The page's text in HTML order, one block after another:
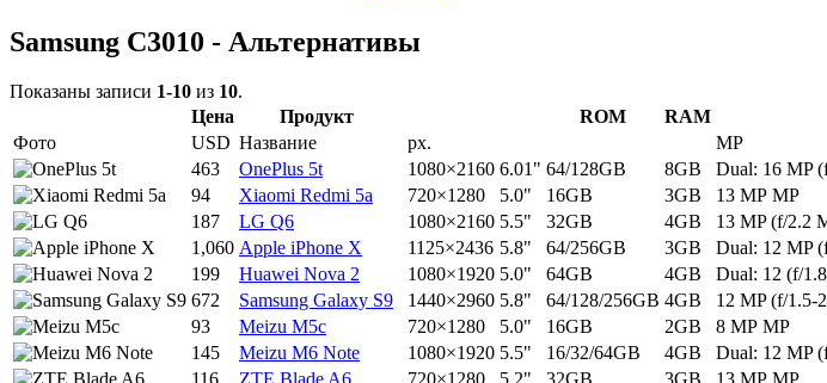
Samsung C3010 - Альтернативы
Показаны записи 1-10 из 10.
Цена
Продукт ROM
RAM
Фото
USD Название px. MP
463 OnePlus 5t 1080×2160 6.01" 64/128GB 8GB Dual: 16 MP
94
Xiaomi Redmi 5a 720×1280 5.0" 16GB 3GB 13 MP MP
187
LG Q6 1080×2160 5.5" 32GB 4GB 13 MP (f/2.2
1,060 Apple iPhone X 1125×2436 5.8" 64/256GB 3GB Dual: 12 MP
199
Huawei Nova 2 1080×1920 5.0" 64GB 4GB Dual: 12 (f/
672
Samsung Galaxy S9 1440×2960 5.8" 64/128/256GB 4GB 12 MP (f/1.5-
93
Meizu M5c 720×1280 5.0" 16GB 2GB 8 MP MP
145
Meizu M6 Note 1080×1920 5.5" 16/32/64GB 4GB Dual: 12 MP